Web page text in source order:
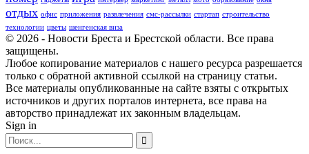
отдых офис приложения развлечения смс-рассылки стартап строительство
технологии цветы шенгенская виза
© 2026 - Новости Бреста и Брестской области. Все права
защищены.
Любое копирование материалов с нашего ресурса разрешается
только с обратной активной ссылкой на страницу статьи.
Все материалы опубликованные на сайте взяты с открытых
источников и других порталов интернета, все права на
авторство принадлежат их законным владельцам.
Sign in